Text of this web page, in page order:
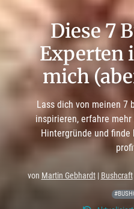
Diese 7
Experten
mich
Lass dich von meinen 7
inspirieren, erfahre
Hintergründe und finde
von Martin Gebhardt| Bushcraft